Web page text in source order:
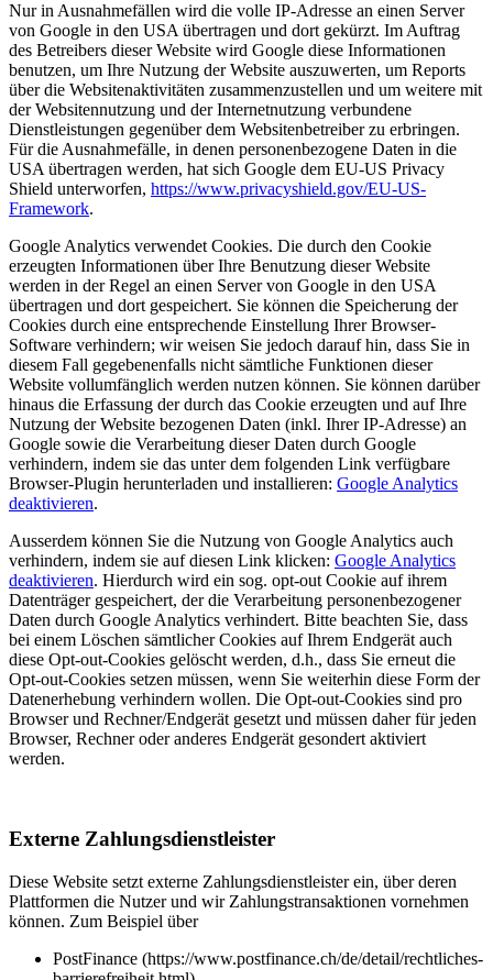
Nur in Ausnahmefällen wird die volle IP-Adresse an einen Server
von Google in den USA übertragen und dort gekürzt. Im Auftrag
des Betreibers dieser Website wird Google diese Informationen
benutzen, um Ihre Nutzung der Website auszuwerten, um Reports
über die Websitenaktivitäten zusammenzustellen und um weitere mit
der Websitennutzung und der Internetnutzung verbundene
Dienstleistungen gegenüber dem Websitenbetreiber zu erbringen.
Für die Ausnahmefälle, in denen personenbezogene Daten in die
USA übertragen werden, hat sich Google dem EU-US Privacy
Shield unterworfen, https://www.privacyshield.gov/EU-US-
Framework.
Google Analytics verwendet Cookies. Die durch den Cookie
erzeugten Informationen über Ihre Benutzung dieser Website
werden in der Regel an einen Server von Google in den USA
übertragen und dort gespeichert. Sie können die Speicherung der
Cookies durch eine entsprechende Einstellung Ihrer Browser-
Software verhindern; wir weisen Sie jedoch darauf hin, dass Sie in
diesem Fall gegebenenfalls nicht sämtliche Funktionen dieser
Website vollumfänglich werden nutzen können. Sie können darüber
hinaus die Erfassung der durch das Cookie erzeugten und auf Ihre
Nutzung der Website bezogenen Daten (inkl. Ihrer IP-Adresse) an
Google sowie die Verarbeitung dieser Daten durch Google
verhindern, indem sie das unter dem folgenden Link verfügbare
Browser-Plugin herunterladen und installieren: Google Analytics
deaktivieren.
Ausserdem können Sie die Nutzung von Google Analytics auch
verhindern, indem sie auf diesen Link klicken: Google Analytics
deaktivieren. Hierdurch wird ein sog. opt-out Cookie auf ihrem
Datenträger gespeichert, der die Verarbeitung personenbezogener
Daten durch Google Analytics verhindert. Bitte beachten Sie, dass
bei einem Löschen sämtlicher Cookies auf Ihrem Endgerät auch
diese Opt-out-Cookies gelöscht werden, d.h., dass Sie erneut die
Opt-out-Cookies setzen müssen, wenn Sie weiterhin diese Form der
Datenerhebung verhindern wollen. Die Opt-out-Cookies sind pro
Browser und Rechner/Endgerät gesetzt und müssen daher für jeden
Browser, Rechner oder anderes Endgerät gesondert aktiviert
werden.
Externe Zahlungsdienstleister
Diese Website setzt externe Zahlungsdienstleister ein, über deren
Plattformen die Nutzer und wir Zahlungstransaktionen vornehmen
können. Zum Beispiel über
PostFinance (https://www.postfinance.ch/de/detail/rechtliches-